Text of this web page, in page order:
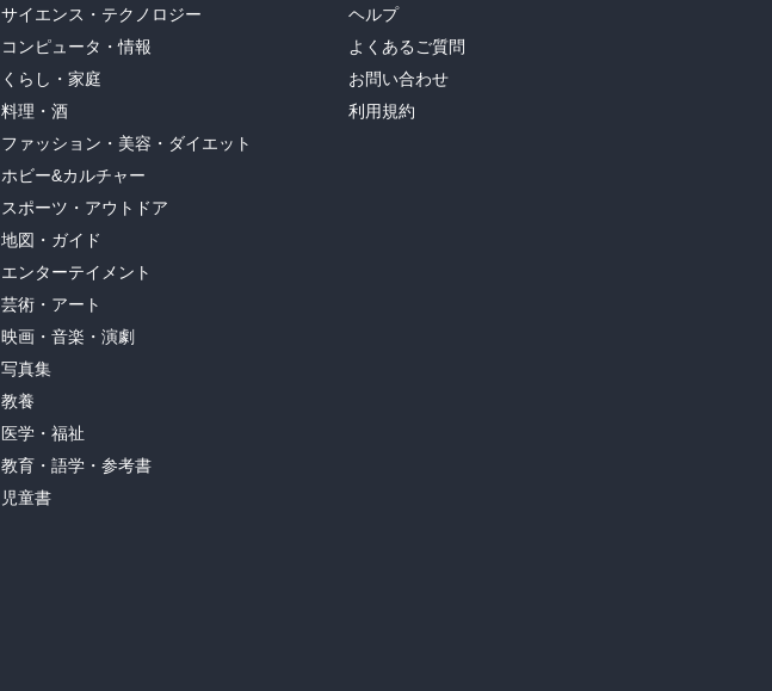
サイエンス・テクノロジー
コンピュータ・情報
くらし・家庭
料理・酒
ファッション・美容・ダイエット
ホビー&カルチャー
スポーツ・アウトドア
地図・ガイド
エンターテイメント
芸術・アート
映画・音楽・演劇
写真集
教養
医学・福祉
教育・語学・参考書
児童書
ヘルプ
よくあるご質問
お問い合わせ
利用規約